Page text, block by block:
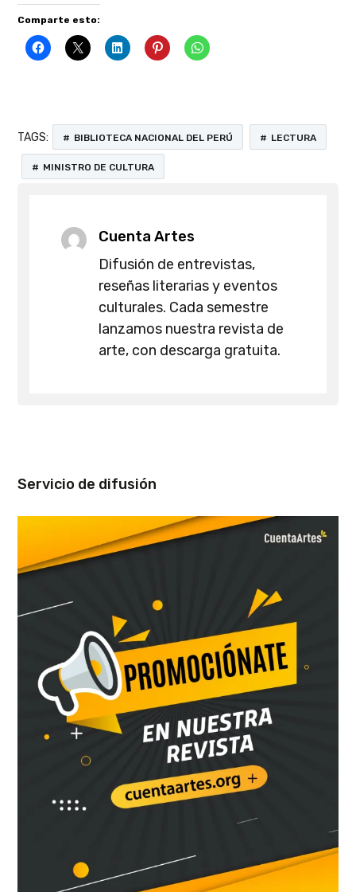
Comparte esto:
TAGS: BIBLIOTECA NACIONAL DEL PERÚ LECTURA
MINISTRO DE CULTURA
Cuenta Artes
Difusión de entrevistas,
reseñas literarias y eventos
culturales. Cada semestre
lanzamos nuestra revista de
arte, con descarga gratuita.
Servicio de difusión